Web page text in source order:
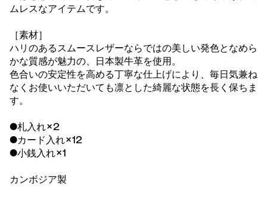
ムレスなアイテムです。
［素材］
ハリのあるスムースレザーならではの美しい発色となめら
かな質感が魅力の、日本製牛革を使用。
色合いの安定性を高める丁寧な仕上げにより、毎日気兼ね
なくお使いいただいても凛とした綺麗な状態を長く保ちま
す。
●札入れ×2
●カード入れ×12
●小銭入れ×1
カンボジア製